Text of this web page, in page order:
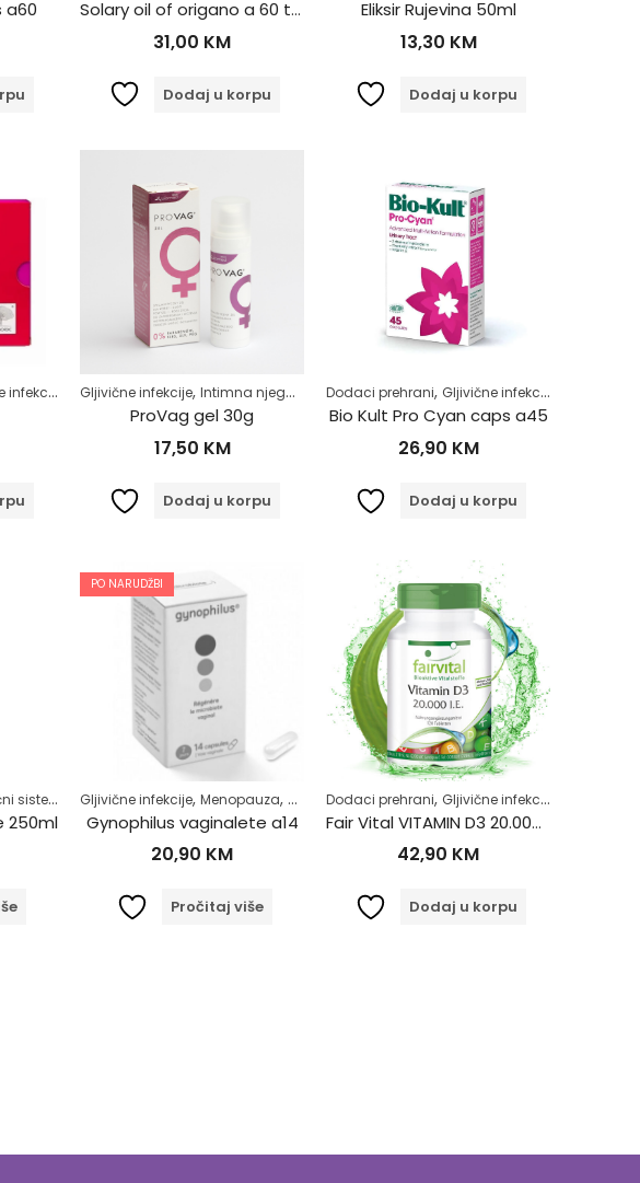
a60 Solary oil of origano a 60 tbl
31,00 KM
Dodaj u korpu
Eliksir Rujevina 50ml
13,30 KM
Dodaj u korpu
,Zdrav život
Probavni sistem,Samoliječenje,Šećerna bolest-dijabetes,Zdrav život
Gljivične infekcije, Intimna njega Menopauza,Njega tijela,Samoliječenje
ProVag gel 30g
17,50 KM
Dodaj u korpu
Dodaci prehrani, Gljivične infekcije
Bio Kult Pro Cyan caps a45
26,90 KM
Dodaj u korpu
sistem Muško zdravlje,Samoliječenje,Zdrav život,Žensko zdravlje
250ml
PO NARUDŽBI
Gljivične infekcije, Menopauza, Samoliječenje,Zdrav život,Žensko zdravlje
Gynophilus vaginalete a14
20,90 KM
Pročitaj više
Dodaci prehrani, Gljivične infekcije
Fair Vital VITAMIN D3 20.000 IU a 120 tbl FairVital
42,90 KM
Dodaj u korpu